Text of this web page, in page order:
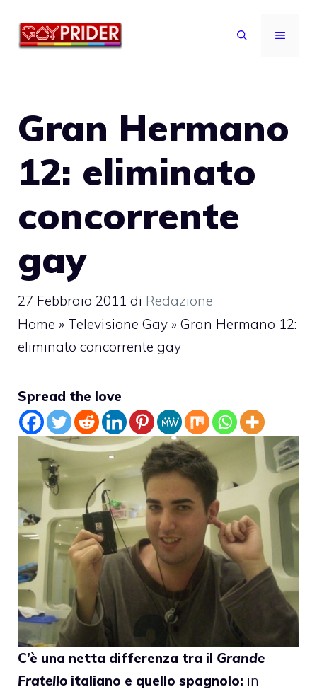
MENU
Gran Hermano
12: eliminato
concorrente
gay
27 Febbraio 2011 di Redazione
Home » Televisione Gay » Gran Hermano 12:
eliminato concorrente gay
Spread the love
C’è una netta differenza tra il Grande
Fratello italiano e quello spagnolo: in